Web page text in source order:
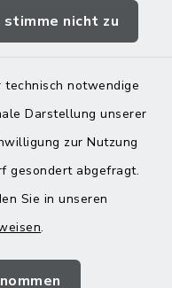
stimme nicht zu
notwendige
Darstellung unserer
zur Nutzung
gesondert abgefragt.
Sie in unseren
.